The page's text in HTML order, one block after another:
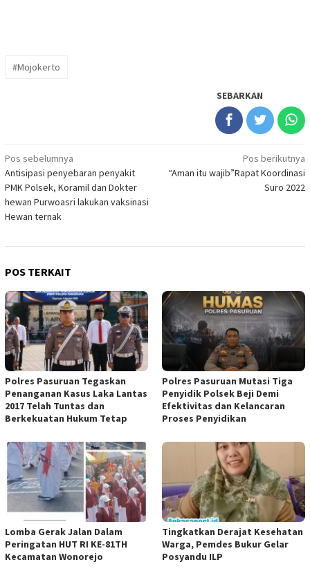
#Mojokerto
SEBARKAN
Navigasi
pos
Pos sebelumnya
Antisipasi penyebaran penyakit
PMK Polsek, Koramil dan Dokter
hewan Purwoasri lakukan vaksinasi
Hewan ternak
Pos berikutnya
“Aman itu wajib”Rapat Koordinasi
Suro 2022
POS TERKAIT
Polres Pasuruan Tegaskan
Penanganan Kasus Laka Lantas
2017 Telah Tuntas dan
Berkekuatan Hukum Tetap
Polres Pasuruan Mutasi Tiga
Penyidik Polsek Beji Demi
Efektivitas dan Kelancaran
Proses Penyidikan
Lomba Gerak Jalan Dalam
Peringatan HUT RI KE-81TH
Kecamatan Wonorejo
Tingkatkan Derajat Kesehatan
Warga, Pemdes Bukur Gelar
Posyandu ILP